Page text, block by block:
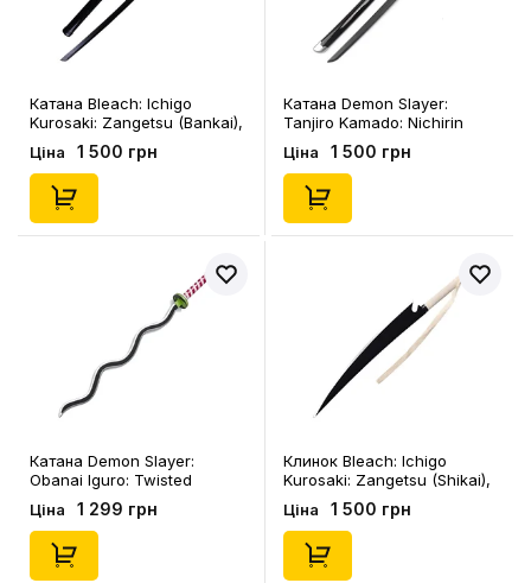
Катана Bleach: Ichigo
Kurosaki: Zangetsu (Bankai),
(129801)
Ціна 1 500 грн
Катана Demon Slayer:
Tanjiro Kamado: Nichirin
Katana, (109750)
Ціна 1 500 грн
Катана Demon Slayer:
Obanai Iguro: Twisted
Nichirin Katana, (290500)
Ціна 1 299 грн
Клинок Bleach: Ichigo
Kurosaki: Zangetsu (Shikai),
(129800)
Ціна 1 500 грн